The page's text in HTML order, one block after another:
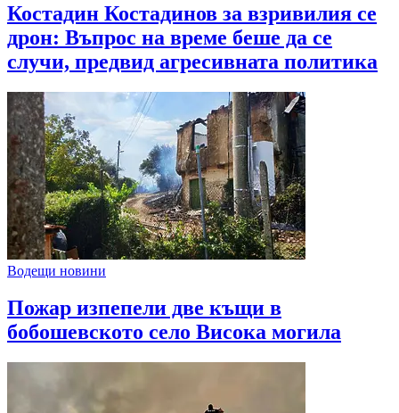
Костадин Костадинов за взривилия се
дрон: Въпрос на време беше да се
случи, предвид агресивната политика
Водещи новини
Пожар изпепели две къщи в
бобошевското село Висока могила